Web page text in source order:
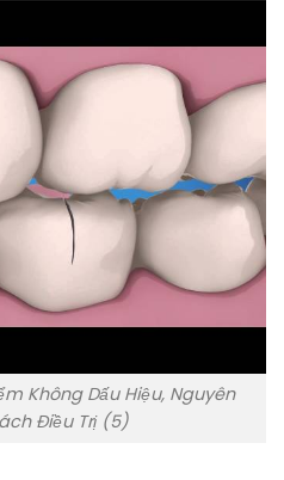
Không Dấu Hiệu, Nguyên
Điều Trị (5)